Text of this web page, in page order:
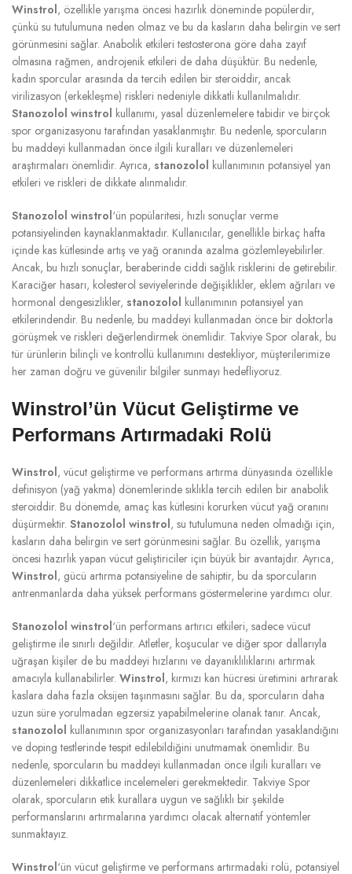
Winstrol, özellikle yarışma öncesi hazırlık döneminde popülerdir,
çünkü su tutulumuna neden olmaz ve bu da kasların daha belirgin ve sert
görünmesini sağlar. Anabolik etkileri testosterona göre daha zayıf
olmasına rağmen, androjenik etkileri de daha düşüktür. Bu nedenle,
kadın sporcular arasında da tercih edilen bir steroiddir, ancak
virilizasyon (erkekleşme) riskleri nedeniyle dikkatli kullanılmalıdır.
Stanozolol winstrol kullanımı, yasal düzenlemelere tabidir ve birçok
spor organizasyonu tarafından yasaklanmıştır. Bu nedenle, sporcuların
bu maddeyi kullanmadan önce ilgili kuralları ve düzenlemeleri
araştırmaları önemlidir. Ayrıca, stanozolol kullanımının potansiyel yan
etkileri ve riskleri de dikkate alınmalıdır.
Stanozolol winstrol‘ün popülaritesi, hızlı sonuçlar verme
potansiyelinden kaynaklanmaktadır. Kullanıcılar, genellikle birkaç hafta
içinde kas kütlesinde artış ve yağ oranında azalma gözlemleyebilirler.
Ancak, bu hızlı sonuçlar, beraberinde ciddi sağlık risklerini de getirebilir.
Karaciğer hasarı, kolesterol seviyelerinde değişiklikler, eklem ağrıları ve
hormonal dengesizlikler, stanozolol kullanımının potansiyel yan
etkilerindendir. Bu nedenle, bu maddeyi kullanmadan önce bir doktorla
görüşmek ve riskleri değerlendirmek önemlidir. Takviye Spor olarak, bu
tür ürünlerin bilinçli ve kontrollü kullanımını destekliyor, müşterilerimize
her zaman doğru ve güvenilir bilgiler sunmayı hedefliyoruz.
Winstrol’ün Vücut Geliştirme ve
Performans Artırmadaki Rolü
Winstrol, vücut geliştirme ve performans artırma dünyasında özellikle
definisyon (yağ yakma) dönemlerinde sıklıkla tercih edilen bir anabolik
steroiddir. Bu dönemde, amaç kas kütlesini korurken vücut yağ oranını
düşürmektir. Stanozolol winstrol, su tutulumuna neden olmadığı için,
kasların daha belirgin ve sert görünmesini sağlar. Bu özellik, yarışma
öncesi hazırlık yapan vücut geliştiriciler için büyük bir avantajdır. Ayrıca,
Winstrol, gücü artırma potansiyeline de sahiptir, bu da sporcuların
antrenmanlarda daha yüksek performans göstermelerine yardımcı olur.
Stanozolol winstrol‘ün performans artırıcı etkileri, sadece vücut
geliştirme ile sınırlı değildir. Atletler, koşucular ve diğer spor dallarıyla
uğraşan kişiler de bu maddeyi hızlarını ve dayanıklılıklarını artırmak
amacıyla kullanabilirler. Winstrol, kırmızı kan hücresi üretimini artırarak
kaslara daha fazla oksijen taşınmasını sağlar. Bu da, sporcuların daha
uzun süre yorulmadan egzersiz yapabilmelerine olanak tanır. Ancak,
stanozolol kullanımının spor organizasyonları tarafından yasaklandığını
ve doping testlerinde tespit edilebildiğini unutmamak önemlidir. Bu
nedenle, sporcuların bu maddeyi kullanmadan önce ilgili kuralları ve
düzenlemeleri dikkatlice incelemeleri gerekmektedir. Takviye Spor
olarak, sporcuların etik kurallara uygun ve sağlıklı bir şekilde
performanslarını artırmalarına yardımcı olacak alternatif yöntemler
sunmaktayız.
Winstrol‘ün vücut geliştirme ve performans artırmadaki rolü, potansiyel